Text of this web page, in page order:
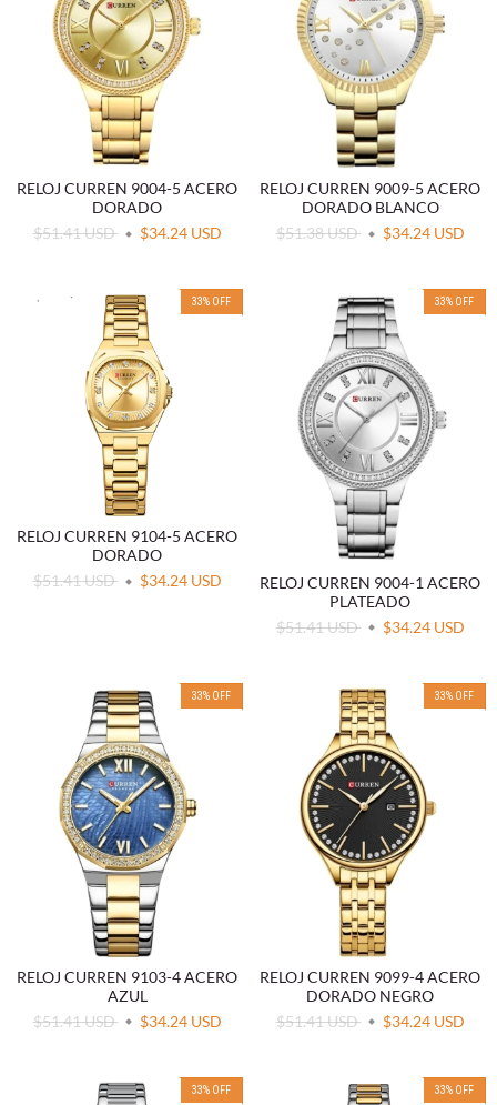
RELOJ CURREN 9004-5 ACERO
DORADO
$51.41 USD
$34.24 USD
RELOJ CURREN 9009-5 ACERO
DORADO BLANCO
$51.38 USD
$34.24 USD
33% OFF
RELOJ CURREN 9104-5 ACERO
DORADO
$51.41 USD
$34.24 USD
33% OFF
RELOJ CURREN 9004-1 ACERO
PLATEADO
$51.41 USD
$34.24 USD
33% OFF
RELOJ CURREN 9103-4 ACERO
AZUL
$51.41 USD
$34.24 USD
33% OFF
RELOJ CURREN 9099-4 ACERO
DORADO NEGRO
$51.41 USD
$34.24 USD
33% OFF 33% OFF